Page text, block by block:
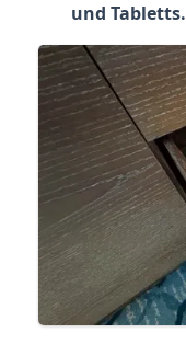
und Tabletts.